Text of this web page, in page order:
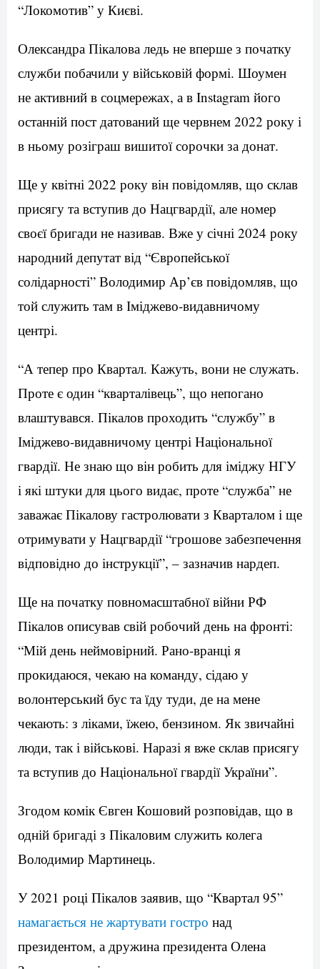
“Локомотив” у Києві.
Олександра Пікалова ледь не вперше з початку
служби побачили у військовій формі. Шоумен
не активний в соцмережах, а в Instagram його
останній пост датований ще червнем 2022 року і
в ньому розіграш вишитої сорочки за донат.
Ще у квітні 2022 року він повідомляв, що склав
присягу та вступив до Нацгвардії, але номер
своєї бригади не називав. Вже у січні 2024 року
народний депутат від “Європейської
солідарності” Володимир Ар’єв повідомляв, що
той служить там в Іміджево-видавничому
центрі.
“А тепер про Квартал. Кажуть, вони не служать.
Проте є один “кварталівець”, що непогано
влаштувався. Пікалов проходить “службу” в
Іміджево-видавничому центрі Національної
гвардії. Не знаю що він робить для іміджу НГУ
і які штуки для цього видає, проте “служба” не
заважає Пікалову гастролювати з Кварталом і ще
отримувати у Нацгвардії “грошове забезпечення
відповідно до інструкції”, – зазначив нардеп.
Ще на початку повномасштабної війни РФ
Пікалов описував свій робочий день на фронті:
“Мій день неймовірний. Рано-вранці я
прокидаюся, чекаю на команду, сідаю у
волонтерський бус та їду туди, де на мене
чекають: з ліками, їжею, бензином. Як звичайні
люди, так і військові. Наразі я вже склав присягу
та вступив до Національної гвардії України”.
Згодом комік Євген Кошовий розповідав, що в
одній бригаді з Пікаловим служить колега
Володимир Мартинець.
У 2021 році Пікалов заявив, що “Квартал 95”
намагається не жартувати гостро над
президентом, а дружина президента Олена